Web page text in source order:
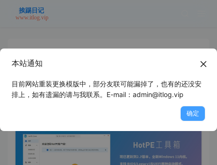
HotPE - 一个纯净、强大、优雅的开源
Win11PE
2022年9月17日 未分类浪里个浪
本站通知
目前网站重装更换模版中，部分友联可能漏掉了，也有的还没安
排上，如有遗漏的请与我联系。E-mail：admin@itlog.vip
确定